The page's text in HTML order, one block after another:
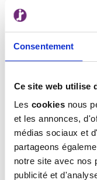
Consentement
Ce site web utilise
Les cookiesnous
et les annonces,
médias sociaux et
partageons
notre site avec nos
publicité et
avant
marche à
Les adresses
pour l’envoi
l’internaute
possible à